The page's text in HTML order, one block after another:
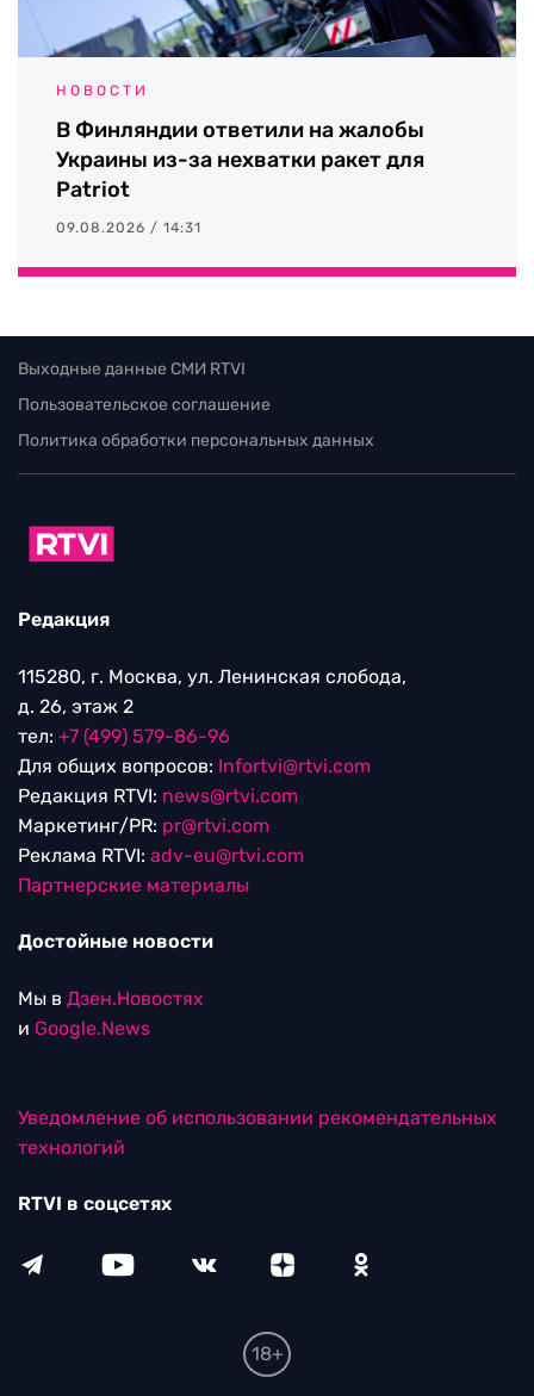
НОВОСТИ
В Финляндии ответили на жалобы
Украины из-за нехватки ракет для
Patriot
09.08.2026 / 14:31
Выходные данные СМИ RTVI
Пользовательское соглашение
Политика обработки персональных данных
Редакция
115280, г. Москва, ул. Ленинская слобода,
д. 26, этаж 2
тел: +7 (499) 579-86-96
Для общих вопросов: Infortvi@rtvi.com
Редакция RTVI: news@rtvi.com
Маркетинг/PR: pr@rtvi.com
Реклама RTVI: adv-eu@rtvi.com
Партнерские материалы
Достойные новости
Мы в Дзен.Новостях
и Google.News
Уведомление об использовании рекомендательных
технологий
RTVI в соцсетях
18+